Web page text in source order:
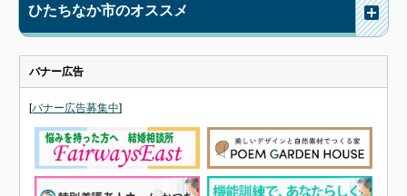
ひたちなか市のオススメ
バナー広告
[バナー広告募集中]